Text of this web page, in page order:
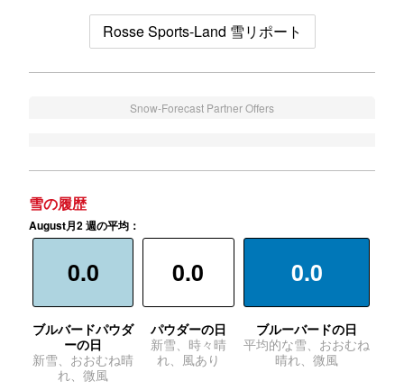
Rosse Sports-Land 雪リポート
Snow-Forecast Partner Offers
雪の履歴
August月2 週の平均：
0.0
ブルバードパウダ
ーの日
新雪、おおむね晴
れ、微風
0.0
パウダーの日
新雪、時々晴
れ、風あり
0.0
ブルーバードの日
平均的な雪、おおむね
晴れ、微風